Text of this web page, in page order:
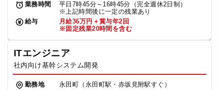
業務時間
平日7時45分～16時45分（完全週休2日制）
※上記時間後に一定の残業あり
給与
月給36万円＋賞与年2回
※固定残業20時間を含む
ITエンジニア
社内向け基幹システム開発
勤務地
永田町（永田町駅・赤坂見附駅すぐ）